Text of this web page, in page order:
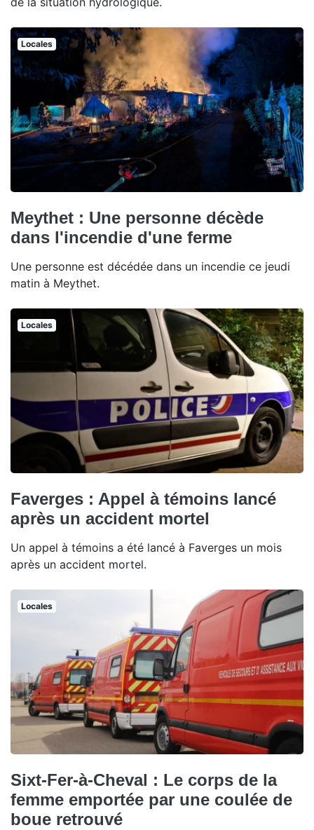
Locales
Meythet : Une personne décède
dans l'incendie d'une ferme
Une personne est décédée dans un incendie ce jeudi
matin à Meythet.
Locales
Faverges : Appel à témoins lancé
après un accident mortel
Un appel à témoins a été lancé à Faverges un mois
après un accident mortel.
Locales
Sixt-Fer-à-Cheval : Le corps de la
femme emportée par une coulée de
boue retrouvé